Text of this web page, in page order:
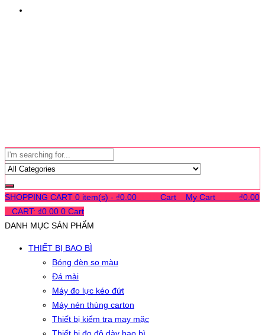
SHOPPING CART 0 item(s) - ₫0.00 Cart My Cart ₫0.00
CART: ₫0.00 0 Cart
DANH MỤC SẢN PHẨM
THIẾT BỊ BAO BÌ
Bóng đèn so màu
Đá mài
Máy đo lực kéo đứt
Máy nén thùng carton
Thiết bị kiểm tra may mặc